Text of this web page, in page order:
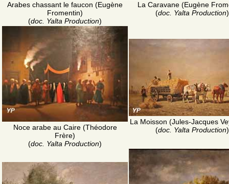
Arabes chassant le faucon (Eugène
Fromentin)
(doc. Yalta Production)
La Caravane (Eugène
(doc. Yalta Production)
Noce arabe au Caire (Théodore
Frère)
(doc. Yalta Production)
La Moisson (Jules-Jacques
(doc. Yalta Production)